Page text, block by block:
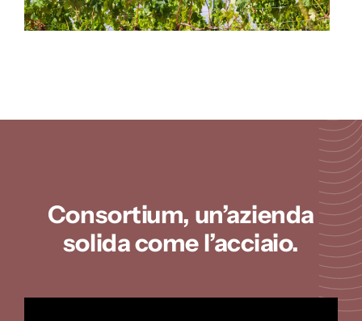
Consortium, un’azienda
solida come l’acciaio.